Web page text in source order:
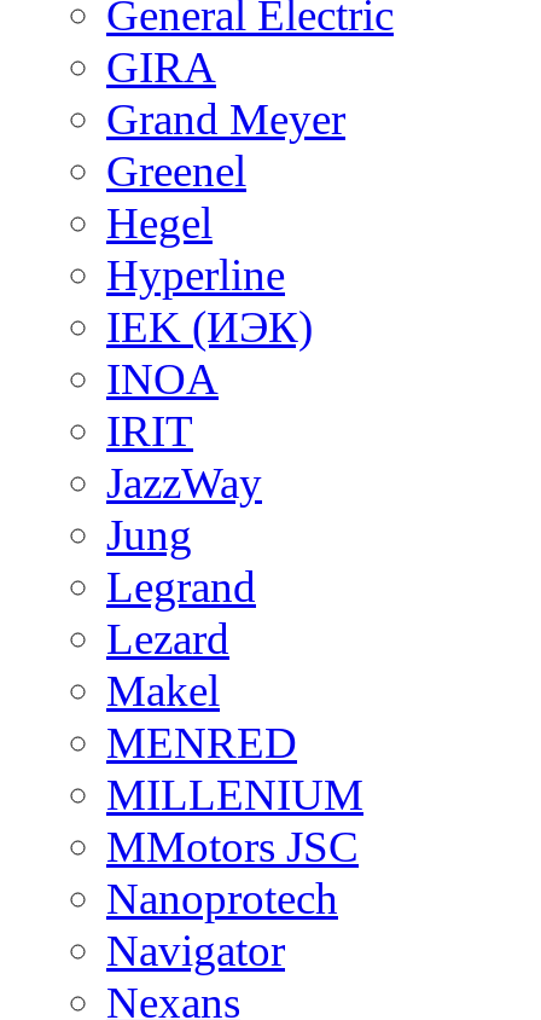
General Electric
GIRA
Grand Meyer
Greenel
Hegel
Hyperline
IEK (ИЭК)
INOA
IRIT
JazzWay
Jung
Legrand
Lezard
Makel
MENRED
MILLENIUM
MMotors JSC
Nanoprotech
Navigator
Nexans